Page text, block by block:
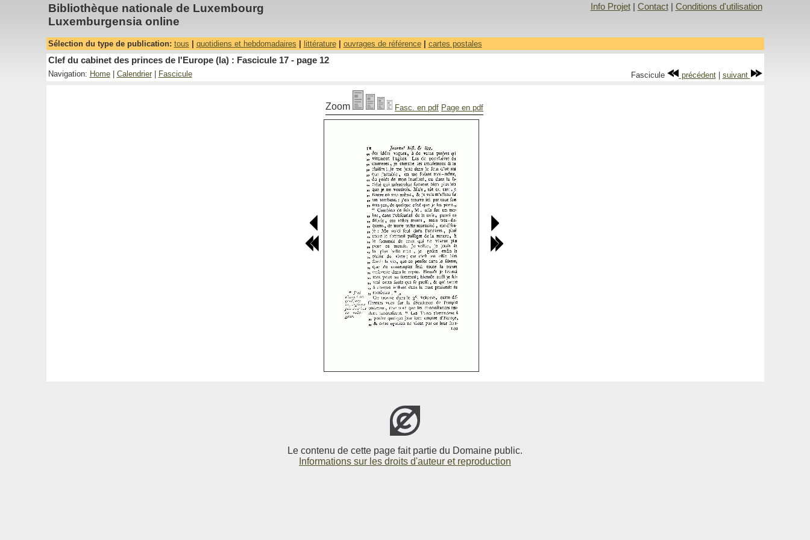
Bibliothèque nationale de Luxembourg
Luxemburgensia online
Info Projet| Contact| Conditions d'utilisation
Sélection du type de publication: tous quotidiens et hebdomadaires littérature| ouvrages de référence| cartes postales
Clef du cabinet des princes de l'Europe (la) : Fascicule 17 - page 12
Navigation: Home| Calendrier| Fascicule Fascicule précédent| suivant
Zoom Fasc. en pdf Page en pdf
Le contenu de cette page fait partie du Domaine public.
Informations sur les droits d'auteur et reproduction